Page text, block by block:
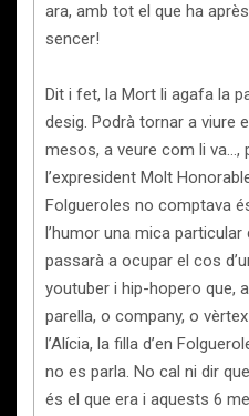
ara, amb tot el que ha
sencer!
Dit i fet, la Mort li agafa la
desig. Podrà tornar a viure
mesos, a veure com li va…,
l’expresident Molt
Folgueroles no comptava
l’humor una mica particular
passarà a ocupar el cos
youtuber i hip-hopero que,
parella, o company, o
l’Alícia, la filla d’en
no es parla. No cal ni dir
és el que era i aquests 6